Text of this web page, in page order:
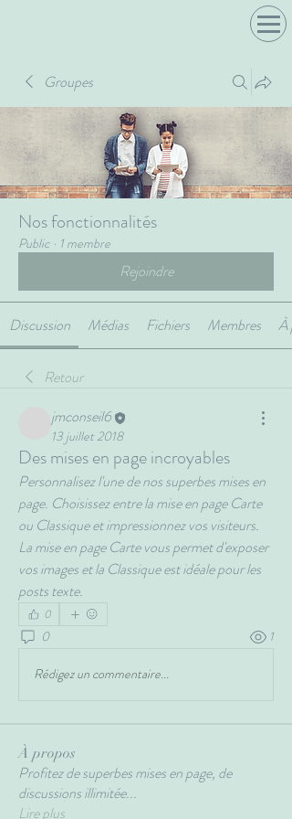
Groupes
Nos fonctionnalités
Public · 1 membre
Rejoindre
Discussion Médias Fichiers Membres À
Retour
jmconseil6
13 juillet 2018
Des mises en page incroyables
Personnalisez l'une de nos superbes mises en
page. Choisissez entre la mise en page Carte
ou Classique et impressionnez vos visiteurs.
La mise en page Carte vous permet d'exposer
vos images et la Classique est idéale pour les
posts texte.
0
0 1
Rédigez un commentaire...
À propos
Profitez de superbes mises en page, de
discussions illimitée...
Lire plus